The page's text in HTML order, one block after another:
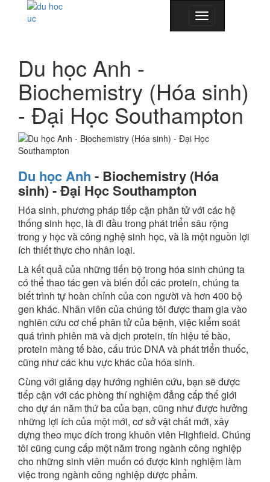
Toggle
navigation
Du học Anh -
Biochemistry (Hóa sinh)
- Đại Học Southampton
Du học Anh - Biochemistry (Hóa
sinh) - Đại Học Southampton
Hóa sinh, phương pháp tiếp cận phân tử với các hệ
thống sinh học, là đi đầu trong phát triển sâu rộng
trong y học và công nghệ sinh học, và là một nguồn lợi
ích thiết thực cho nhân loại.
Là kết quả của những tiến bộ trong hóa sinh chúng ta
có thể thao tác gen và biến đổi các protein, chúng ta
biết trình tự hoàn chỉnh của con người và hơn 400 bộ
gen khác. Nhân viên của chúng tôi được tham gia vào
nghiên cứu cơ chế phân tử của bệnh, việc kiểm soát
quá trình phiên mã và dịch protein, tín hiệu tế bào,
protein màng tế bào, cấu trúc DNA và phát triển thuốc,
cũng như các khu vực khác của hóa sinh.
Cùng với giảng dạy hướng nghiên cứu, bạn sẽ được
tiếp cận với các phòng thí nghiệm đẳng cấp thế giới
cho dự án năm thứ ba của bạn, cũng như được hưởng
những lợi ích của một mới, cơ sở vật chất mới, xây
dựng theo mục đích trong khuôn viên Highfield. Chúng
tôi cũng cung cấp một năm trong ngành công nghiệp
cho những sinh viên muốn có được kinh nghiệm làm
việc trong ngành công nghiệp dược phẩm.